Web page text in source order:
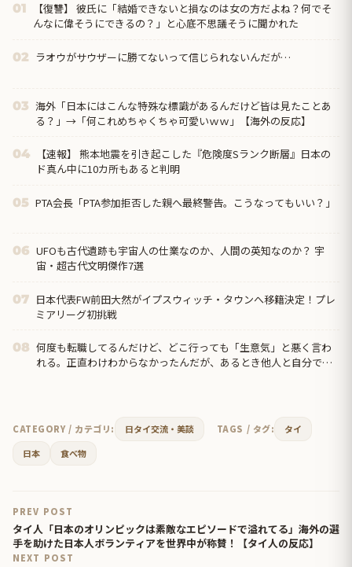
01
【復讐】 彼氏に「結婚できないと損なのは女の方だよね？何でそ
んなに偉そうにできるの？」と心底不思議そうに聞かれた
02 ラオウがサウザーに勝てないって信じられないんだが…
03 海外「日本にはこんな特殊な標識があるんだけど皆は見たことあ
る？」→「何これめちゃくちゃ可愛いｗｗ」【海外の反応】
04
【速報】 熊本地震を引き起こした『危険度Sランク断層』日本の
ド真ん中に10カ所もあると判明
05 PTA会長「PTA参加拒否した親へ最終警告。こうなってもいい？」
06 UFOも古代遺跡も宇宙人の仕業なのか、人間の英知なのか？ 宇
宙・超古代文明傑作7選
07 日本代表FW前田大然がイプスウィッチ・タウンへ移籍決定！プレ
ミアリーグ初挑戦
08 何度も転職してるんだけど、どこ行っても「生意気」と悪く言わ
れる。正直わけわからなかったんだが、あるとき他人と自分では
CATEGORY / カテゴリ: 日タイ交流・美談 TAGS / タグ:
タイ
日本
食べ物
PREV POST
タイ人「日本のオリンピックは素敵なエピソードで溢れてる」海外の選
手を助けた日本人ボランティアを世界中が称賛！【タイ人の反応】
NEXT POST